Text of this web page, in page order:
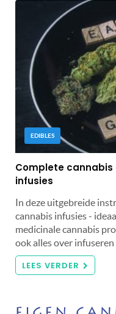
EDIBLES
Complete cannabis
infusies
In deze uitgebreide
cannabis infusies -
medicinale cannabis
ook alles over
LEES VERDER